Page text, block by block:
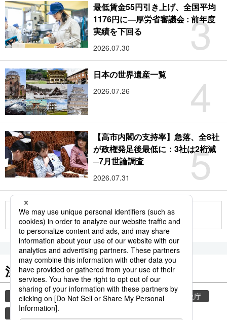
3
最低賃金55円引き上げ、全国平均
1176円に―厚労省審議会 : 前年度
実績を下回る
2026.07.30
4
日本の世界遺産一覧
2026.07.26
5
【高市内閣の支持率】急落、全8社
が政権発足後最低に：3社は2桁減
─7月世論調査
2026.07.31
もっと見る
注目のキーワード
共同通信ニュース 気象・災害 災害
気象庁
地震
津波